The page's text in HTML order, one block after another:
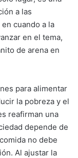
a las
cuando a la
en el tema,
de arena en
para alimentar
la pobreza y el
reafirman una
depende de
no debe
Al ajustar la